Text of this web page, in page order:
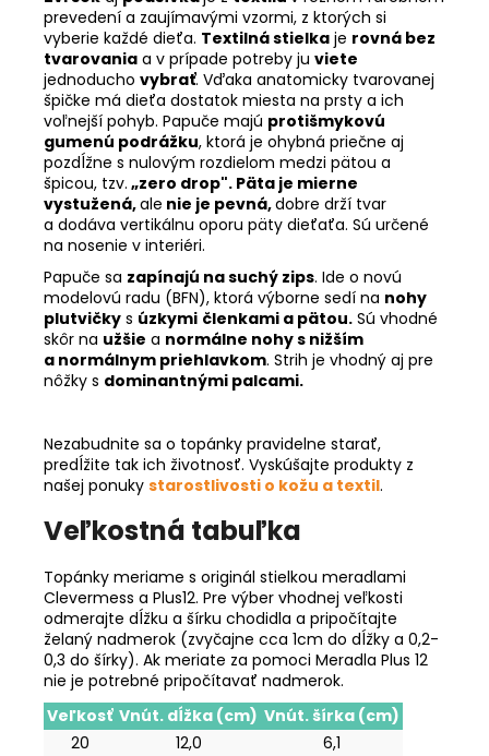
prevedení a zaujímavými vzormi, z ktorých si
vyberie každé dieťa. Textilná stielka je rovná bez
tvarovania a v prípade potreby ju viete
jednoducho vybrať. Vďaka anatomicky tvarovanej
špičke má dieťa dostatok miesta na prsty a ich
voľnejší pohyb. Papuče majú protišmykovú
gumenú podrážku, ktorá je ohybná priečne aj
pozdĺžne s nulovým rozdielom medzi pätou a
špicou, tzv. „zero drop". Päta je mierne
vystužená,ale nie je pevná,dobre drží tvar
a dodáva vertikálnu oporu päty dieťaťa. Sú určené
na nosenie v interiéri.
Papuče sa zapínajú na suchý zips. Ide o novú
modelovú radu (BFN), ktorá výborne sedí na nohy
plutvičky s úzkymi členkami a pätou. Sú vhodné
skôr na užšie a normálne nohy s nižším
a normálnym priehlavkom. Strih je vhodný aj pre
nôžky s dominantnými palcami.
Nezabudnite sa o topánky pravidelne starať,
predĺžite tak ich životnosť. Vyskúšajte produkty z
našej ponuky starostlivosti o kožu a textil.
Veľkostná tabuľka
Topánky meriame s originál stielkou meradlami
Clevermess a Plus12. Pre výber vhodnej veľkosti
odmerajte dĺžku a šírku chodidla a pripočítajte
želaný nadmerok (zvyčajne cca 1cm do dĺžky a 0,2-
0,3 do šírky). Ak meriate za pomoci Meradla Plus 12
nie je potrebné pripočítavať nadmerok.
Veľkosť Vnút. dĺžka (cm) Vnút. šírka (cm)
20
12,0
6,1